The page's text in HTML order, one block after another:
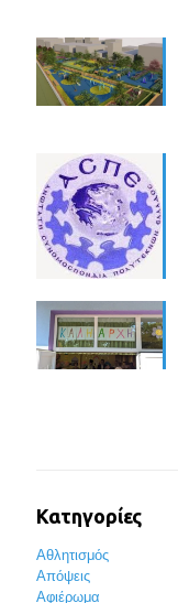
Κατηγορίες
Αθλητισμός
Απόψεις
Αφιέρωμα